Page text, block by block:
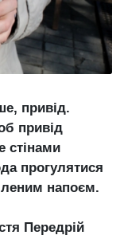
привід.
привід
стінами
прогулятися
напоєм.
Передрій